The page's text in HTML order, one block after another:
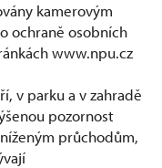
kamerovým
ochraně osobních
www.npu.cz
v parku a v zahradě
pozornost
průchodům,